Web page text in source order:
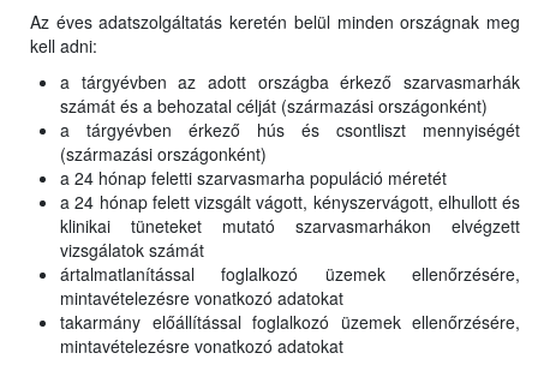
Az éves adatszolgáltatás keretén belül minden országnak meg
kell adni:
a tárgyévben az adott országba érkező szarvasmarhák
számát és a behozatal célját (származási országonként)
a tárgyévben érkező hús és csontliszt mennyiségét
(származási országonként)
a 24 hónap feletti szarvasmarha populáció méretét
a 24 hónap felett vizsgált vágott, kényszervágott, elhullott és
klinikai tüneteket mutató szarvasmarhákon elvégzett
vizsgálatok számát
ártalmatlanítással foglalkozó üzemek ellenőrzésére,
mintavételezésre vonatkozó adatokat
takarmány előállítással foglalkozó üzemek ellenőrzésére,
mintavételezésre vonatkozó adatokat